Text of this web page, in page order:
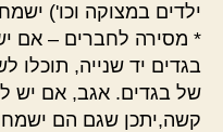
ילדים במצוקה וכו')
* מסירה לחברים – אם
בגדים יד שנייה, תוכלו
של בגדים. אגב, אם יש
קשה,יתכן שגם הם